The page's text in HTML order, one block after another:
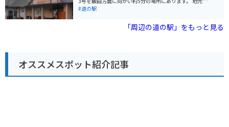
んだ丼ぶりで、ボリューム満点の一品です。バイクで訪
には桜、秋には紅葉と、四季折々の景色を楽しむことが
ろん、地元の魅力を満喫できるスポットとしてもおすす
めです。
農産物が人気で、新鮮な野菜や果物が販売されている直
産のアスパラガス、夏にはトウモロコシ、秋にはりんご
やりんごを使ったお菓子などが人気です。 また、レスト
道の駅 しなのの広い駐車場にバイクを停めることができ
ます。ツーリングの休憩場所としても最適です。 周辺に
は、高遠城址公園や、中央アルプス駒ヶ岳など、観光ス
#道の駅
「周辺の道の駅」をもっと見る
オススメスポット紹介記事